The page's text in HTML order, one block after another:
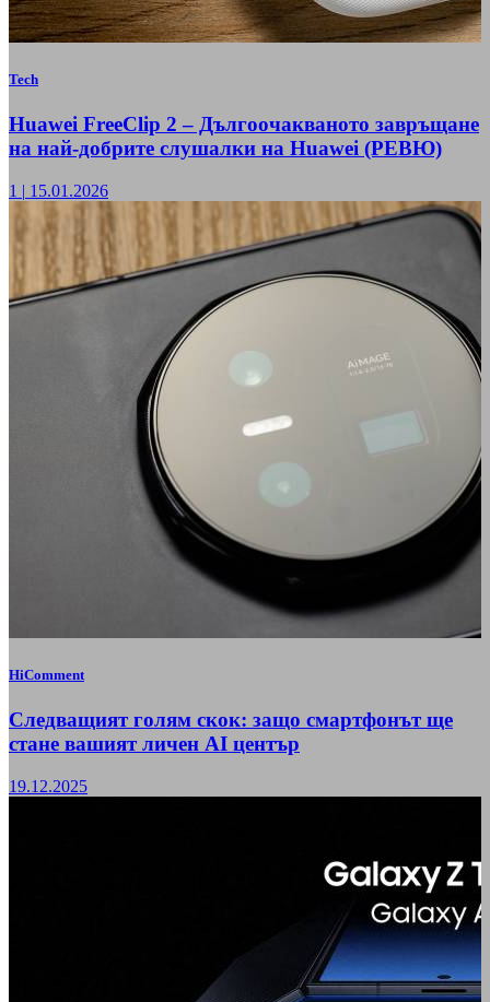
Tech
Huawei FreeClip 2 – Дългоочакваното завръщане
на най-добрите слушалки на Huawei (РЕВЮ)
1 | 15.01.2026
HiComment
Следващият голям скок: защо смартфонът ще
стане вашият личен AI център
19.12.2025